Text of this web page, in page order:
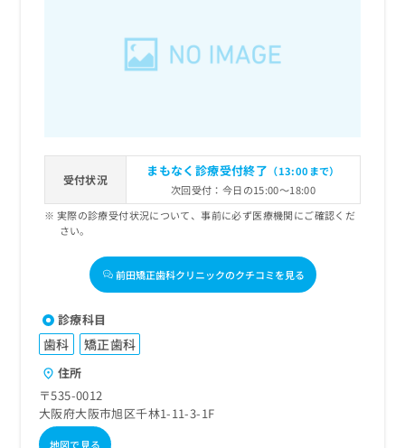
受付状況
まもなく診療受付終了 （13:00まで）
次回受付：今日の15:00～18:00
実際の診療受付状況について、事前に必ず医療機関にご確認くだ
さい。
前田矯正歯科クリニックのクチコミを見る
診療科目
歯科 矯正歯科
住所
〒535-0012
大阪府大阪市旭区千林1-11-3-1F
地図で見る